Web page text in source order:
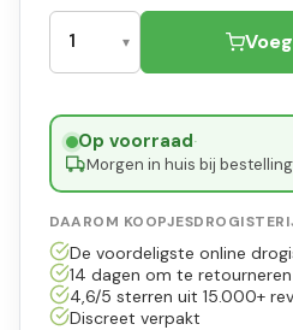
Op voorraad·
Morgen in huis bij
DAAROM
De voordeligste online
14 dagen om te retourneren
4,6/5 sterren uit 15.000+
Discreet verpakt